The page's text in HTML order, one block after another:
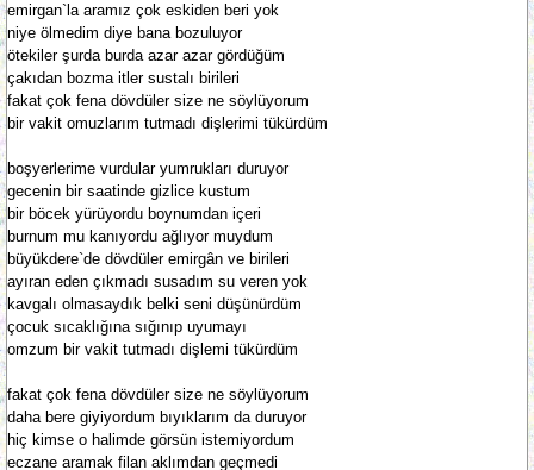
emirgan`la aramız çok eskiden beri yok
niye ölmedim diye bana bozuluyor
ötekiler şurda burda azar azar gördüğüm
çakıdan bozma itler sustalı birileri
fakat çok fena dövdüler size ne söylüyorum
bir vakit omuzlarım tutmadı dişlerimi tükürdüm
boşyerlerime vurdular yumrukları duruyor
gecenin bir saatinde gizlice kustum
bir böcek yürüyordu boynumdan içeri
burnum mu kanıyordu ağlıyor muydum
büyükdere`de dövdüler emirgân ve birileri
ayıran eden çıkmadı susadım su veren yok
kavgalı olmasaydık belki seni düşünürdüm
çocuk sıcaklığına sığınıp uyumayı
omzum bir vakit tutmadı dişlemi tükürdüm
fakat çok fena dövdüler size ne söylüyorum
daha bere giyiyordum bıyıklarım da duruyor
hiç kimse o halimde görsün istemiyordum
eczane aramak filan aklımdan geçmedi